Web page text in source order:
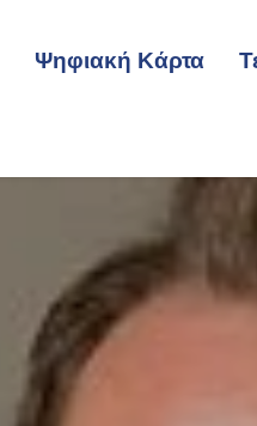
Ψηφιακή Κάρτα